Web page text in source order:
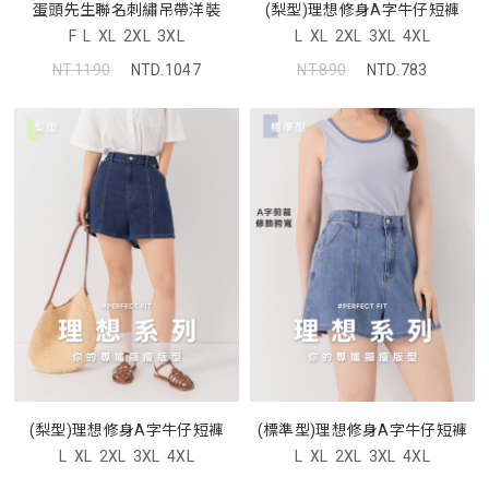
蛋頭先生聯名刺繡吊帶洋裝
F L XL 2XL 3XL
NT.1190
NTD.1047
(梨型)理想修身A字牛仔短褲
L XL 2XL 3XL 4XL
NT.890
NTD.783
(梨型)理想修身A字牛仔短褲
L XL 2XL 3XL 4XL
(標準型)理想修身A字牛仔短褲
L XL 2XL 3XL 4XL